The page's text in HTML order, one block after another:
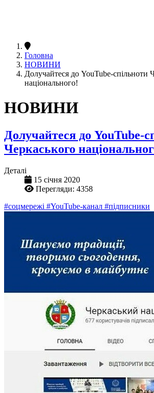
Головна
НОВИНИ
Долучайтеся до YouTube-спільноти
національного!
НОВИНИ
Долучайтеся до YouTube-
Черкаського
Деталі
15 січня 2020
Перегляди: 4358
#соцмережі #YouTube-канал #підписники